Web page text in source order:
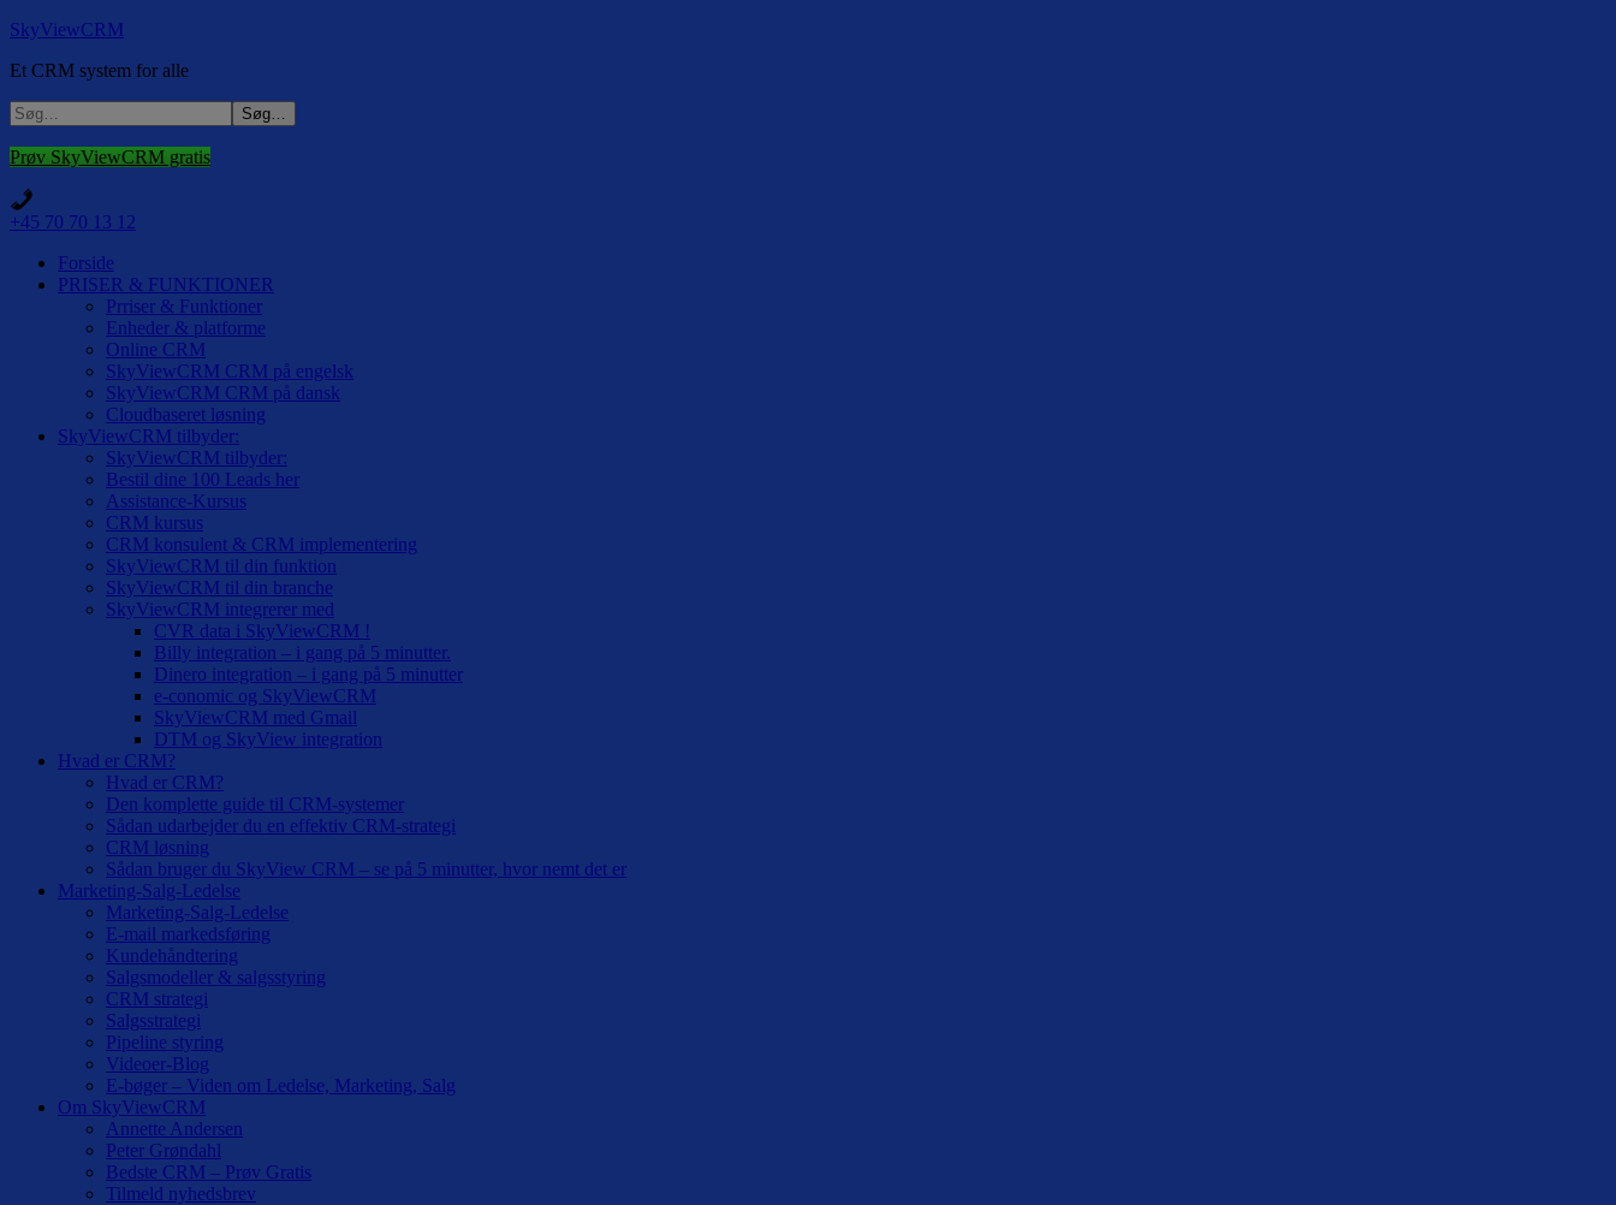
SkyViewCRM
Et CRM system for alle
Prøv SkyViewCRM gratis
+45 70 70 13 12
Forside
PRISER & FUNKTIONER
Prriser & Funktioner
Enheder & platforme
Online CRM
SkyViewCRM CRM på engelsk
SkyViewCRM CRM på dansk
Cloudbaseret løsning
SkyViewCRM tilbyder:
SkyViewCRM tilbyder:
Bestil dine 100 Leads her
Assistance-Kursus
CRM kursus
CRM konsulent & CRM implementering
SkyViewCRM til din funktion
SkyViewCRM til din branche
SkyViewCRM integrerer med
CVR data i SkyViewCRM !
Billy integration – i gang på 5 minutter.
Dinero integration – i gang på 5 minutter
e-conomic og SkyViewCRM
SkyViewCRM med Gmail
DTM og SkyView integration
Hvad er CRM?
Hvad er CRM?
Den komplette guide til CRM-systemer
Sådan udarbejder du en effektiv CRM-strategi
CRM løsning
Sådan bruger du SkyView CRM – se på 5 minutter, hvor nemt det er
Marketing-Salg-Ledelse
Marketing-Salg-Ledelse
E-mail markedsføring
Kundehåndtering
Salgsmodeller & salgsstyring
CRM strategi
Salgsstrategi
Pipeline styring
Videoer-Blog
E-bøger – Viden om Ledelse, Marketing, Salg
Om SkyViewCRM
Annette Andersen
Peter Grøndahl
Bedste CRM – Prøv Gratis
Tilmeld nyhedsbrev